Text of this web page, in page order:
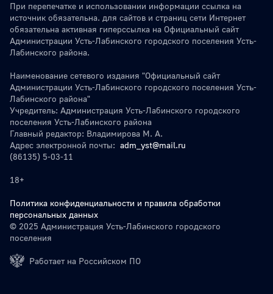
При перепечатке и использовании информации ссылка на
источник обязательна. для сайтов и страниц сети Интернет
обязательна активная гиперссылка на Официальный сайт
Администрации Усть-Лабинского городского поселения Усть-
Лабинского района.
Наименование сетевого издания "Официальный сайт
Администрации Усть-Лабинского городского поселения Усть-
Лабинского района"
Учредитель: Администрация Усть-Лабинского городского
поселения Усть-Лабинского района
Главный редактор: Владимирова М. А.
Адрес электронной почты: adm_yst@mail.ru
(86135) 5-03-11
18+
Политика конфиденциальности и правила обработки
персональных данных
© 2025 Администрация Усть-Лабинского городского
поселения
Работает на Российском ПО